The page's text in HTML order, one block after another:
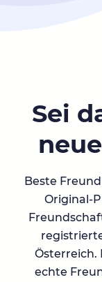
Sei
Beste
Original-
Österreich.
echte